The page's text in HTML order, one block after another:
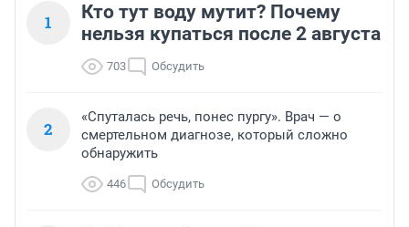
1
Кто тут воду мутит? Почему
нельзя купаться после 2 августа
703 Обсудить
2
«Спуталась речь, понес пургу». Врач — о
смертельном диагнозе, который сложно
обнаружить
446 Обсудить